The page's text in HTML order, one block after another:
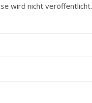
wird nicht veröffentlicht.